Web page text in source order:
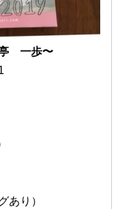
一歩〜
あり）